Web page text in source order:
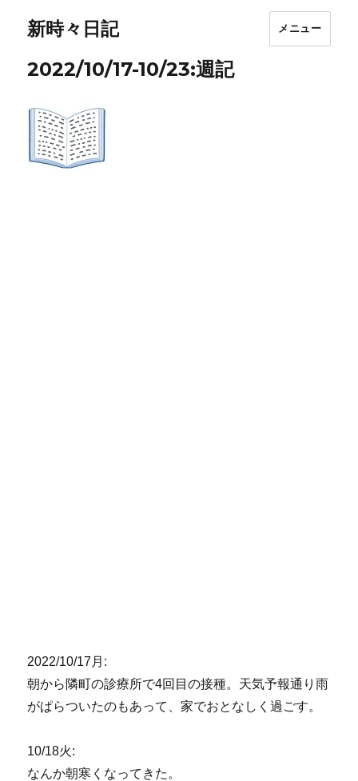
新時々日記 メニュー
2022/10/17-10/23:週記
2022/10/17月:
朝から隣町の診療所で4回目の接種。天気予報通り雨
がぱらついたのもあって、家でおとなしく過ごす。
10/18火:
なんか朝寒くなってきた。